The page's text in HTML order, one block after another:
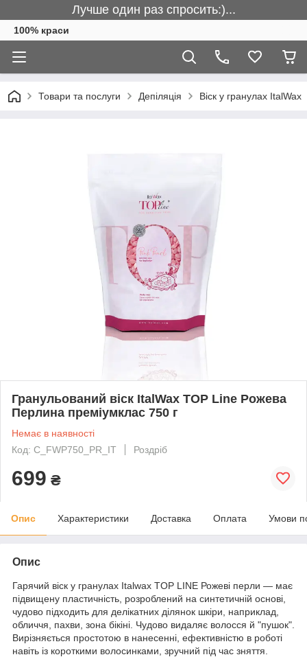
Лучше один раз спросить:)...
100% краси
Товари та послуги Депіляція Віск у гранулах ItalWax
Гранульований віск ItalWax TOP Line Рожева
Перлина преміумклас 750 г
Немає в наявності
Код: C_FWP750_PR_IT
Роздріб
699 ₴
Опис Характеристики Доставка Оплата Умови
Опис
Гарячий віск у гранулах Italwax TOP LINE Рожеві перли — має
підвищену пластичність, розроблений на синтетичній основі,
чудово підходить для делікатних ділянок шкіри, наприклад,
обличчя, пахви, зона бікіні. Чудово видаляє волосся й "пушок".
Вирізняється простотою в нанесенні, ефективністю в роботі
навіть із короткими волосинками, зручний під час зняття.